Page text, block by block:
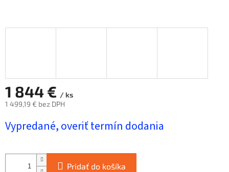
1 844 € / ks
1 499,19 € bez DPH
cena:
Vypredané, overiť termín dodania
Pridať do košíka